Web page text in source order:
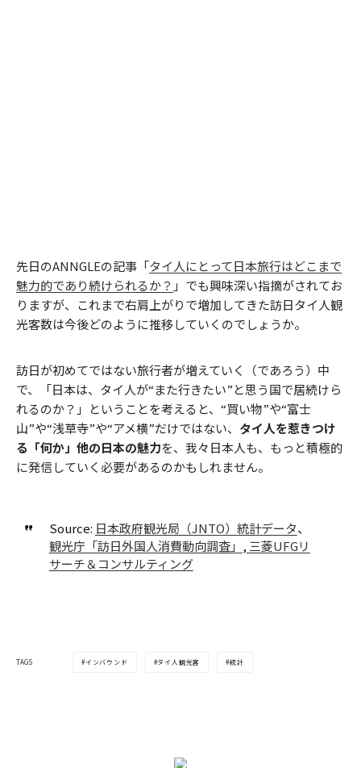
先日のANNGLEの記事「タイ人にとって日本旅行はどこまで
魅力的であり続けられるか？ 」でも興味深い指摘がされてお
りますが、これまで右肩上がりで増加してきた訪日タイ人観
光客数は今後どのように推移していくのでしょうか。
訪日が初めてではない旅行者が増えていく（であろう）中
で、「日本は、タイ人が“また行きたい”と思う国で居続けら
れるのか？」ということを考えると、“買い物”や“富士
山”や“浅草寺”や“アメ横”だけではない、 タイ人を惹きつけ
る「何か」他の日本の魅力を、我々日本人も、もっと積極的
に発信していく必要があるのかもしれません。
Source: 日本政府観光局（JNTO）統計データ、
観光庁「訪日外国人消費動向調査」 , 三菱UFGリ
サーチ＆コンサルティング
TAGS インバウンド タイ人観光客 統計